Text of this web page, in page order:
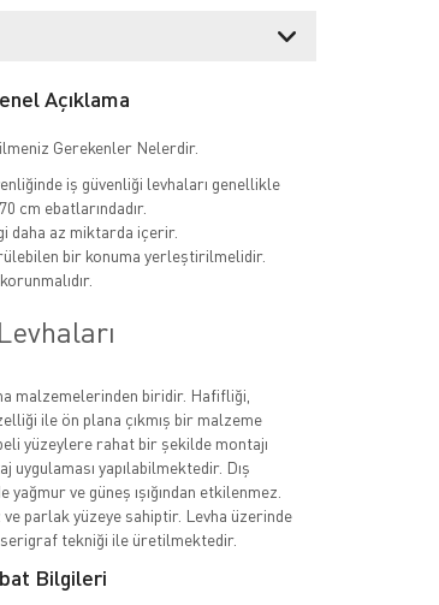
Açıklama
Gerekenler Nelerdir.
iş güvenliği levhaları genellikle
cm ebatlarındadır.
daha az miktarda içerir.
bir konuma yerleştirilmelidir.
malzemelerinden biridir. Hafifliği,
ile ön plana çıkmış bir malzeme
yüzeylere rahat bir şekilde montajı
uygulaması yapılabilmektedir. Dış
yağmur ve güneş ışığından etkilenmez.
ve parlak yüzeye sahiptir. Levha üzerinde
tekniği ile üretilmektedir.
Bilgileri